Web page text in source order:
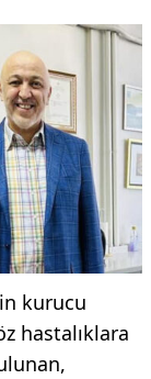
kurucu
hastalıklara